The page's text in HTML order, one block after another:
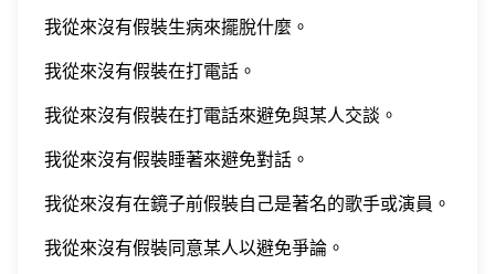
我從來沒有假裝生病來擺脫什麼。
我從來沒有假裝在打電話。
我從來沒有假裝在打電話來避免與某人交談。
我從來沒有假裝睡著來避免對話。
我從來沒有在鏡子前假裝自己是著名的歌手或演員。
我從來沒有假裝同意某人以避免爭論。